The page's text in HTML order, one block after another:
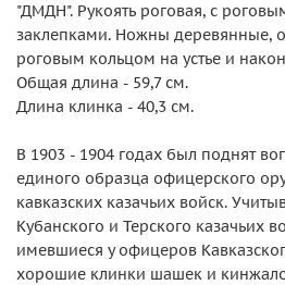
"ДМДН". Рукоять роговая, с
заклепками. Ножны деревянные,
роговым кольцом на устье и
Общая длина - 59,7 см.
Длина клинка - 40,3 см.
В 1903 - 1904 годах был поднят
единого образца офицерского
кавказских казачьих войск.
Кубанского и Терского казачьих
имевшиеся у офицеров
хорошие клинки шашек и